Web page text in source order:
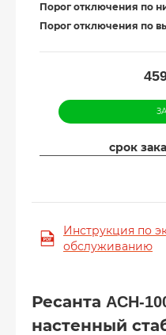
Порог отключения по
Порог отключения по
срок
Инструкция по
обслуживанию
Ресанта ACH-
настенный